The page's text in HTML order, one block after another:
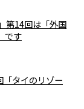
第14回は「外国
です
タイのリゾー